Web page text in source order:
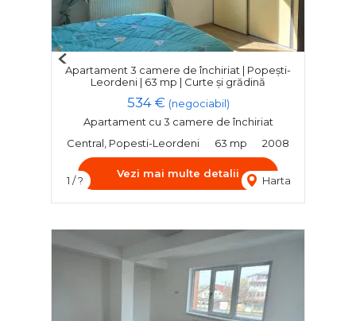
1 / ? Harta
Apartament 3 camere de închiriat | Popești-
Leordeni | 63 mp | Curte și grădină
534 € (negociabil)
Apartament cu 3 camere de închiriat
Central, Popesti-Leordeni
63 mp 2008
Vezi mai multe detalii